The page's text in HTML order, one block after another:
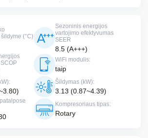
(°C)
Sezoninis energijos
vartojimo efektyvumas
SEER
8.5 (A+++)
WiFi modulis:
taip
Šildymas (kW):
3.13 (0.87~4.39)
Kompresoriaus tipas:
Rotary